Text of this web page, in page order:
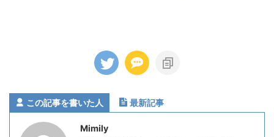
この記事を書いた人 最新記事
Mimily